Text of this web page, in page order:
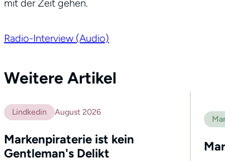
mit der Zeit gehen.
Radio-Interview (Audio)
Weitere Artikel
Lindkedin August 2026
Markenpiraterie ist kein
Gentleman's Delikt